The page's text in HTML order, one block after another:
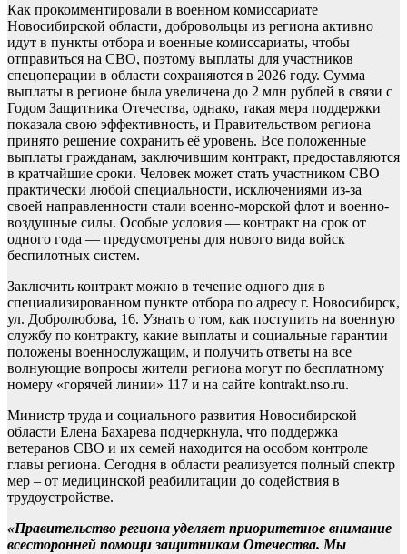
Как прокомментировали в военном комиссариате
Новосибирской области, добровольцы из региона активно
идут в пункты отбора и военные комиссариаты, чтобы
отправиться на СВО, поэтому выплаты для участников
спецоперации в области сохраняются в 2026 году. Сумма
выплаты в регионе была увеличена до 2 млн рублей в связи с
Годом Защитника Отечества, однако, такая мера поддержки
показала свою эффективность, и Правительством региона
принято решение сохранить её уровень. Все положенные
выплаты гражданам, заключившим контракт, предоставляются
в кратчайшие сроки. Человек может стать участником СВО
практически любой специальности, исключениями из-за
своей направленности стали военно-морской флот и военно-
воздушные силы. Особые условия — контракт на срок от
одного года — предусмотрены для нового вида войск
беспилотных систем.
Заключить контракт можно в течение одного дня в
специализированном пункте отбора по адресу г. Новосибирск,
ул. Добролюбова, 16. Узнать о том, как поступить на военную
службу по контракту, какие выплаты и социальные гарантии
положены военнослужащим, и получить ответы на все
волнующие вопросы жители региона могут по бесплатному
номеру «горячей линии» 117 и на сайте kontrakt.nso.ru.
Министр труда и социального развития Новосибирской
области Елена Бахарева подчеркнула, что поддержка
ветеранов СВО и их семей находится на особом контроле
главы региона. Сегодня в области реализуется полный спектр
мер – от медицинской реабилитации до содействия в
трудоустройстве.
«Правительство региона уделяет приоритетное внимание
всесторонней помощи защитникам Отечества. Мы